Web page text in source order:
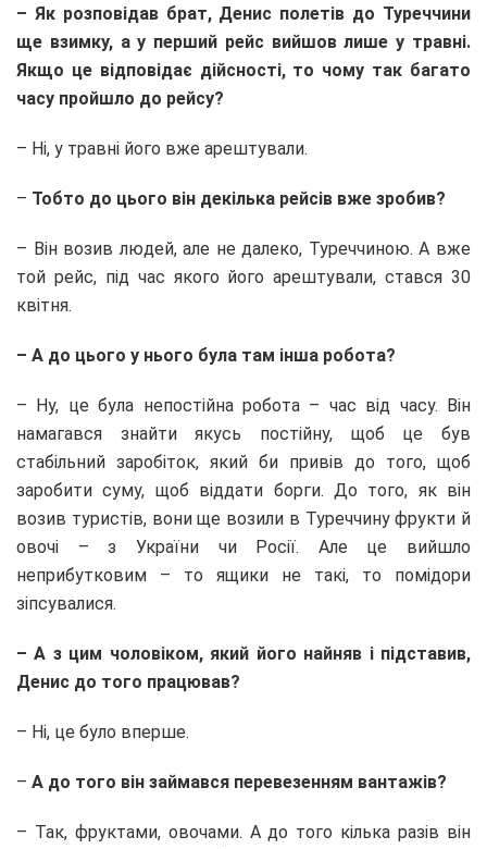
– Як розповідав брат, Денис полетів до Туреччини
ще взимку, а у перший рейс вийшов лише у травні.
Якщо це відповідає дійсності, то чому так багато
часу пройшло до рейсу?
– Ні, у травні його вже арештували.
– Тобто до цього він декілька рейсів вже зробив?
– Він возив людей, але не далеко, Туреччиною. А вже
той рейс, під час якого його арештували, стався 30
квітня.
– А до цього у нього була там інша робота?
– Ну, це була непостійна робота – час від часу. Він
намагався знайти якусь постійну, щоб це був
стабільний заробіток, який би привів до того, щоб
заробити суму, щоб віддати борги. До того, як він
возив туристів, вони ще возили в Туреччину фрукти й
овочі – з України чи Росії. Але це вийшло
неприбутковим – то ящики не такі, то помідори
зіпсувалися.
– А з цим чоловіком, який його найняв і підставив,
Денис до того працював?
– Ні, це було вперше.
– А до того він займався перевезенням вантажів?
– Так, фруктами, овочами. А до того кілька разів він